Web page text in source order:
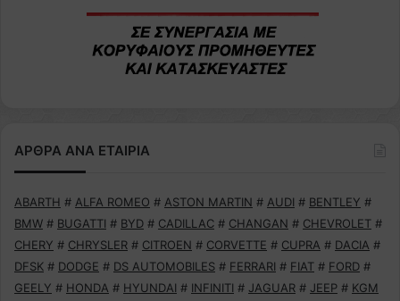
ΑΡΘΡΑ ΑΝΑ ΕΤΑΙΡΙΑ
ABARTH # ALFA ROMEO # ASTON MARTIN # AUDI # BENTLEY #
BMW # BUGATTI # BYD # CADILLAC # CHANGAN # CHEVROLET #
CHERY # CHRYSLER # CITROEN # CORVETTE # CUPRA # DACIA #
DFSK # DODGE # DS AUTOMOBILES # FERRARI # FIAT # FORD #
GEELY # HONDA # HYUNDAI # INFINITI # JAGUAR # JEEP # KGM